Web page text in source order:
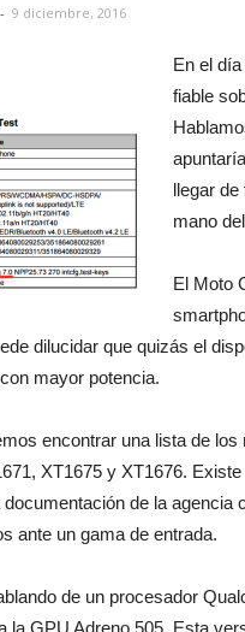
- 9 diciembre, 2016
En el
fiable
llegar
mano
El Moto
dilucidar que quizás el
mayor potencia.
encontrar una lista de
XT1675 y XT1676.
de la agencia
ante un gama de entrada.
de un procesador
la GPU Adreno 505. Esta